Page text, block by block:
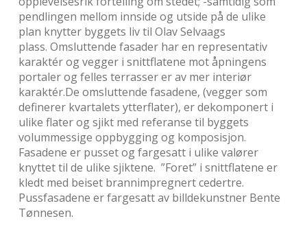
pendlingen mellom innside og utside på de ulike
plan knytter byggets liv til Olav Selvaags
plass. Omsluttende fasader har en representativ
karaktér og vegger i snittflatene mot åpningens
portaler og felles terrasser er av mer interiør
karaktér.De omsluttende fasadene, (vegger som
definerer kvartalets ytterflater), er dekomponert i
ulike flater og sjikt med referanse til byggets
volummessige oppbygging og komposisjon.
Fasadene er pusset og fargesatt i ulike valører
knyttet til de ulike sjiktene. ”Foret” i snittflatene er
kledt med beiset brannimpregnert cedertre.
Pussfasadene er fargesatt av billdekunstner Bente
Tønnesen.